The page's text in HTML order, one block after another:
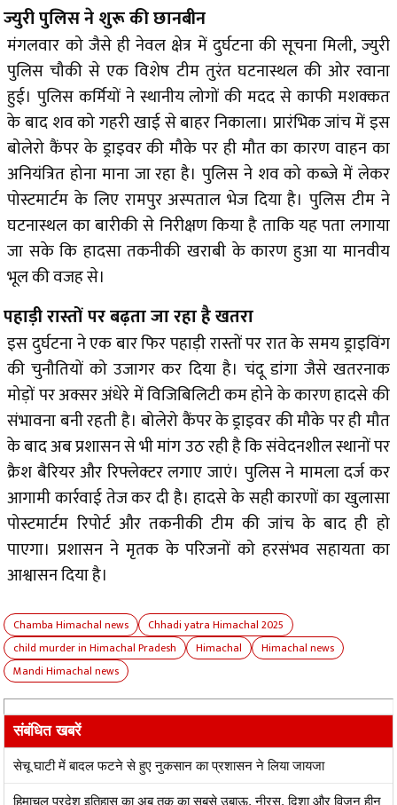
ज्युरी पुलिस ने शुरू की छानबीन
मंगलवार को जैसे ही नेवल क्षेत्र में दुर्घटना की सूचना मिली, ज्युरी
पुलिस चौकी से एक विशेष टीम तुरंत घटनास्थल की ओर रवाना
हुई। पुलिस कर्मियों ने स्थानीय लोगों की मदद से काफी मशक्कत
के बाद शव को गहरी खाई से बाहर निकाला। प्रारंभिक जांच में इस
बोलेरो कैंपर के ड्राइवर की मौके पर ही मौत का कारण वाहन का
अनियंत्रित होना माना जा रहा है। पुलिस ने शव को कब्जे में लेकर
पोस्टमार्टम के लिए रामपुर अस्पताल भेज दिया है। पुलिस टीम ने
घटनास्थल का बारीकी से निरीक्षण किया है ताकि यह पता लगाया
जा सके कि हादसा तकनीकी खराबी के कारण हुआ या मानवीय
भूल की वजह से।
पहाड़ी रास्तों पर बढ़ता जा रहा है खतरा
इस दुर्घटना ने एक बार फिर पहाड़ी रास्तों पर रात के समय ड्राइविंग
की चुनौतियों को उजागर कर दिया है। चंदू डांगा जैसे खतरनाक
मोड़ों पर अक्सर अंधेरे में विजिबिलिटी कम होने के कारण हादसे की
संभावना बनी रहती है। बोलेरो कैंपर के ड्राइवर की मौके पर ही मौत
के बाद अब प्रशासन से भी मांग उठ रही है कि संवेदनशील स्थानों पर
क्रैश बैरियर और रिफ्लेक्टर लगाए जाएं। पुलिस ने मामला दर्ज कर
आगामी कार्रवाई तेज कर दी है। हादसे के सही कारणों का खुलासा
पोस्टमार्टम रिपोर्ट और तकनीकी टीम की जांच के बाद ही हो
पाएगा। प्रशासन ने मृतक के परिजनों को हरसंभव सहायता का
आश्वासन दिया है।
Chamba Himachal news
Chhadi yatra Himachal 2025
child murder in Himachal Pradesh
Himachal
Himachal news
Mandi Himachal news
संबंधित खबरें
सेचू घाटी में बादल फटने से हुए नुकसान का प्रशासन ने लिया जायजा
हिमाचल प्रदेश इतिहास का अब तक का सबसे उबाऊ, नीरस, दिशा और विजन हीन